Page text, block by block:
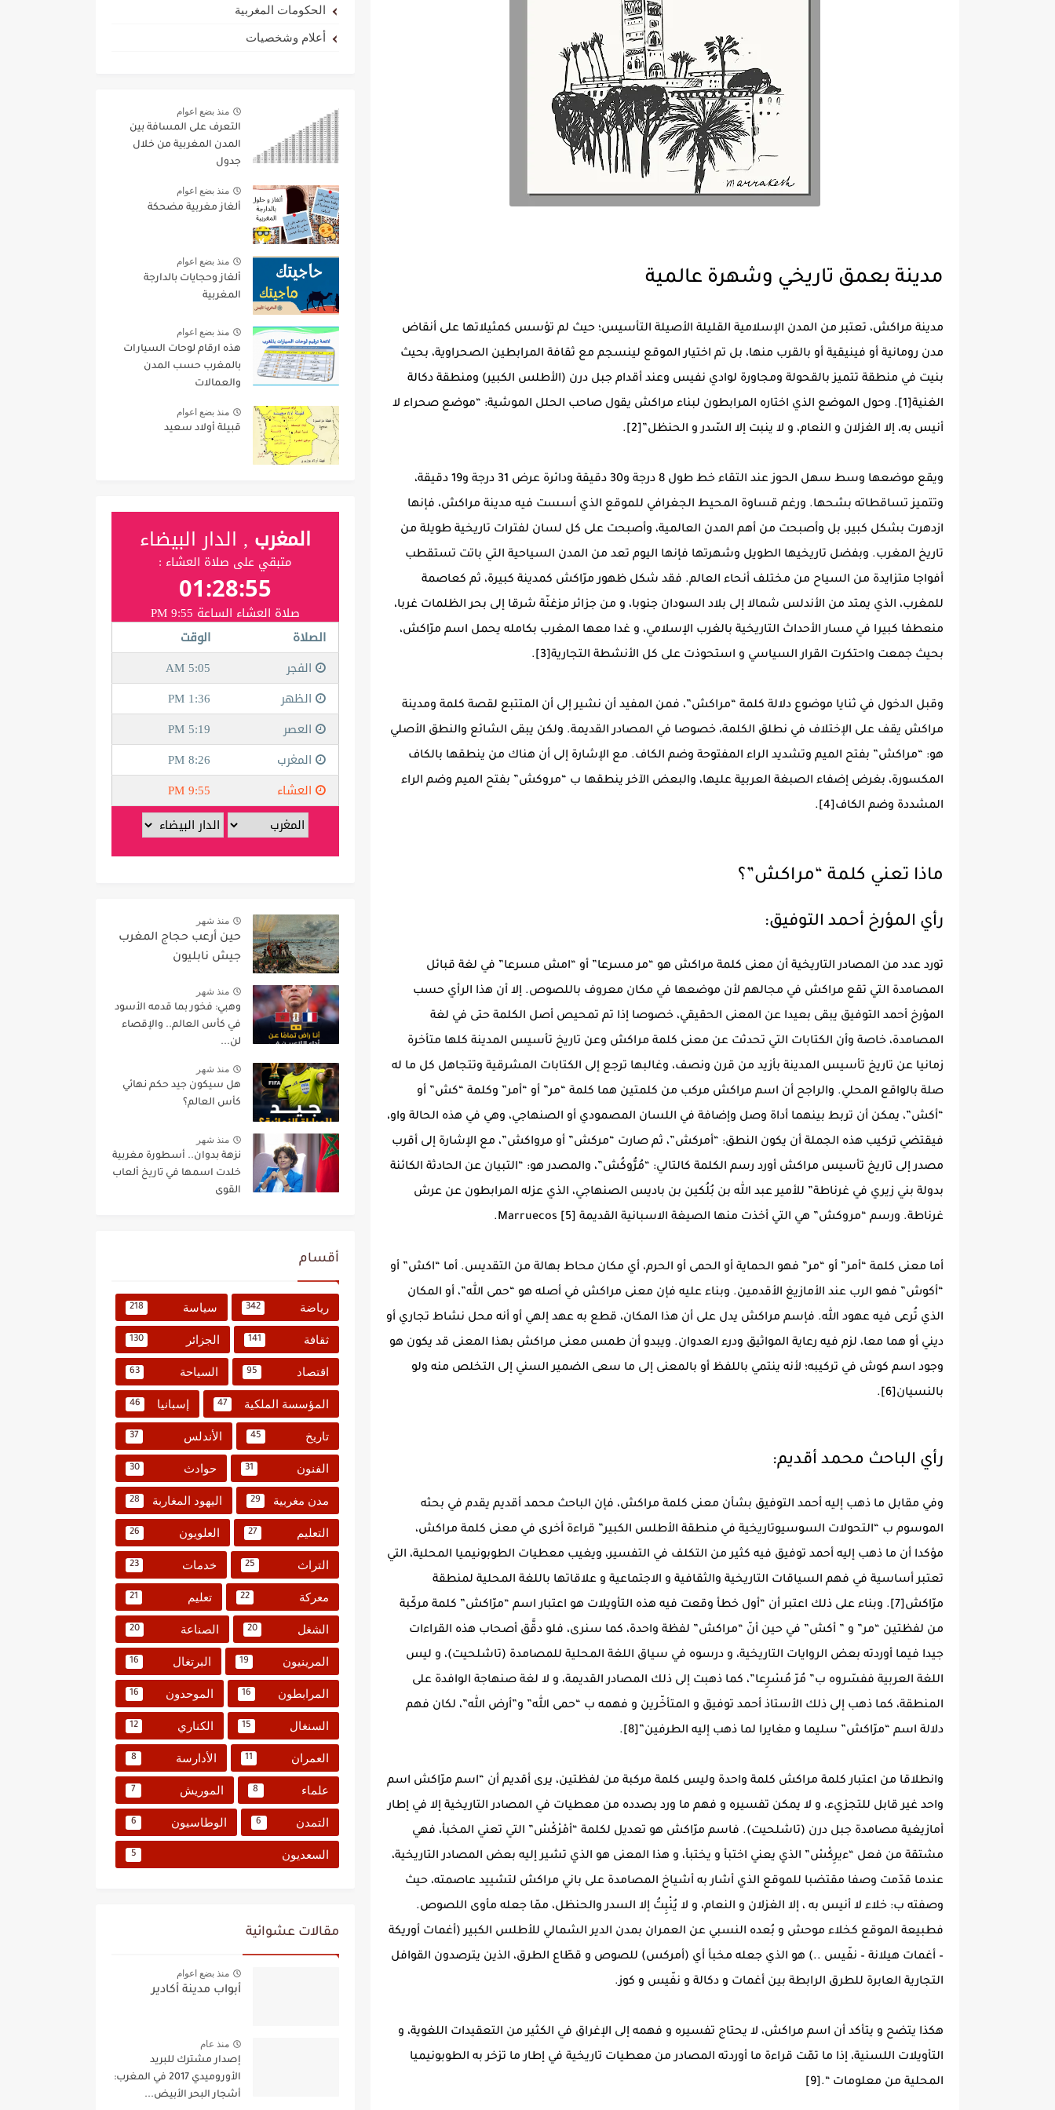
مدينة بعمق تاريخي وشهرة عالمية
مدينة مراكش، تعتبر من المدن الإسلامية القليلة الأصيلة التأسيس؛ حيث لم تؤسس كمثيلاتها على أنقاض
مدن رومانية أو فينيقية أو بالقرب منها، بل تم اختيار الموقع لينسجم مع ثقافة المرابطين الصحراوية، بحيث
بنيت في منطقة تتميز بالقحولة ومجاورة لوادي نفيس وعند أقدام جبل درن (الأطلس الكبير) ومنطقة دكالة
الغنية[1]. وحول الموضع الذي اختاره المرابطون لبناء مراكش يقول صاحب الحلل الموشية: “موضع صحراء لا
أنيس به، إلا الغزلان و النعام، و لا ينبت إلا السّدر و الحنظل”[2].
ويقع موضعها وسط سهل الحوز عند التقاء خط طول 8 درجة و30 دقيقة ودائرة عرض 31 درجة و19 دقيقة،
وتتميز تساقطاته بشحها. ورغم قساوة المحيط الجغرافي للموقع الذي أسست فيه مدينة مراكش، فإنها
ازدهرت بشكل كبير، بل وأصبحت من أهم المدن العالمية، وأصبحت على كل لسان لفترات تاريخية طويلة من
تاريخ المغرب. وبفضل تاريخيها الطويل وشهرتها فإنها اليوم تعد من المدن السياحية التي باتت تستقطب
أفواجا متزايدة من السياح من مختلف أنحاء العالم. فقد شكل ظهور مرّاكش كمدينة كبيرة، ثم كعاصمة
للمغرب، الذي يمتد من الأندلس شمالا إلى بلاد السودان جنوبا، و من جزائر مزغنّة شرقا إلى بحر الظلمات غربا،
منعطفا كبيرا في مسار الأحداث التاريخية بالغرب الإسلامي، و غدا معها المغرب بكامله يحمل اسم مرّاكش،
بحيث جمعت واحتكرت القرار السياسي و استحوذت على كل الأنشطة التجارية[3].
وقبل الدخول في ثنايا موضوع دلالة كلمة “مراكش”، فمن المفيد أن نشير إلى أن المتتبع لقصة كلمة ومدينة
مراكش يقف على الإختلاف في نطلق الكلمة، خصوصا في المصادر القديمة. ولكن يبقى الشائع والنطق الأصلي
هو: “مراكش” بفتح الميم وتشديد الراء المفتوحة وضم الكاف. مع الإشارة إلى أن هناك من ينطقها بالكاف
المكسورة، بغرض إضفاء الصبغة العربية عليها، والبعض الآخر ينطقها ب “مروكش” بفتح الميم وضم الراء
المشددة وضم الكاف[4].
ماذا تعني كلمة “مراكش”؟
رأي المؤرخ أحمد التوفيق:
تورد عدد من المصادر التاريخية أن معنى كلمة مراكش هو “مر مسرعا” أو “امش مسرعا” في لغة قبائل
المصامدة التي تقع مراكش في مجالهم لأن موضعها في مكان معروف باللصوص. إلا أن هذا الرأي حسب
المؤرخ أحمد التوفيق يبقى بعيدا عن المعنى الحقيقي، خصوصا إذا تم تمحيص أصل الكلمة حتى في لغة
المصامدة، خاصة وأن الكتابات التي تحدثت عن معنى كلمة مراكش وعن تاريخ تأسيس المدينة كلها متأخرة
زمانيا عن تاريخ تأسيس المدينة بأزيد من قرن ونصف، وغالبها ترجع إلى الكتابات المشرقية وتتجاهل كل ما له
صلة بالواقع المحلي. والراجح أن اسم مراكش مركب من كلمتين هما كلمة “مر” أو “أمر” وكلمة “كش” أو
“أكش”، يمكن أن تربط بينهما أداة وصل وإضافة في اللسان المصمودي أو الصنهاجي، وهي في هذه الحالة واو،
فيقتضي تركيب هذه الجملة أن يكون النطق: “أمركش”، ثم صارت “مركش” أو مرواكش”، مع الإشارة إلى أقرب
مصدر إلى تاريخ تأسيس مراكش أورد رسم الكلمة كالتالي: “مُرُّوكُش”، والمصدر هو: “التبيان عن الحادثة الكائنة
بدولة بني زيري في غرناطة” للأمير عبد الله بن بُلُكين بن باديس الصنهاجي، الذي عزله المرابطون عن عرش
غرناطة. ورسم “مروكش” هي التي أخذت منها الصيغة الاسبانية القديمة Marruecos [5].
أما معنى كلمة “أمر” أو “مر” فهو الحماية أو الحمى أو الحرم، أي مكان محاط بهالة من التقديس. أما “اكش” أو
“أكوش” فهو الرب عند الأمازيغ الأقدمين. وبناء عليه فإن معنى مراكش في أصله هو “حمى الله”، أو المكان
الذي تُرعى فيه عهود الله. فإسم مراكش يدل على أن هذا المكان، قطع به عهد إلهي أو أنه محل نشاط تجاري أو
ديني أو هما معا، لزم فيه رعاية المواثيق ودرء العدوان. ويبدو أن طمس معنى مراكش بهذا المعنى قد يكون هو
وجود اسم كوش في تركيبه؛ لأنه ينتمي باللفظ أو بالمعنى إلى ما سعى الضمير السني إلى التخلص منه ولو
بالنسيان[6].
رأي الباحث محمد أقديم:
وفي مقابل ما ذهب إليه أحمد التوفيق بشأن معنى كلمة مراكش، فإن الباحث محمد أقديم يقدم في بحثه
الموسوم ب “التحولات السوسيوتاريخية في منطقة الأطلس الكبير” قراءة أخرى في معنى كلمة مراكش،
مؤكدا أن ما ذهب إليه أحمد توفيق فيه كثير من التكلف في التفسير، ويغيب معطيات الطوبونيميا المحلية، التي
تعتبر أساسية في فهم السياقات التاريخية والثقافية و الاجتماعية و علاقاتها باللغة المحلية لمنطقة
مرّاكش[7]. وبناء على ذلك اعتبر أن “أول خطأ وقعت فيه هذه التأويلات هو اعتبار اسم “مرّاكش” كلمة مركّبة
من لفظتين “مر” و ” أكش” في حين أنّ “مراكش” لفظة واحدة، كما سنرى، فلو دقَّق أصحاب هذه القراءات
جيدا فيما أوردته بعض الروايات التاريخية، و درسوه في سياق اللغة المحلية للمصامدة (تاشلحيت)، و ليس
اللغة العربية ففسّروه ب” مُرّ مُسْرِعا”، كما ذهبت إلى ذلك المصادر القديمة، و لا لغة صنهاجة الوافدة على
المنطقة، كما ذهب إلى ذلك الأستاذ أحمد توفيق و المتأخّرين و فهمه ب “حمى الله” و”أرض الله”، لكان فهم
دلالة اسم “مرّاكش” سليما و مغايرا لما ذهب إليه الطرفين”[8].
وانطلاقا من اعتبار كلمة مراكش كلمة واحدة وليس كلمة مركبة من لفظتين، يرى أقديم أن “اسم مرّاكش اسم
واحد غير قابل للتجزيء، و لا يمكن تفسيره و فهم ما ورد بصدده من معطيات في المصادر التاريخية إلا في إطار
أمازيغية مصامدة جبل درن (تاشلحيت). فاسم مرّاكش هو تعديل لكلمة “أمْرْكْسْ” التي تعني المخبأ، فهي
مشتقة من فعل “ءيرِكْسْ” الذي يعني اختبأ و يختبأ، و هذا المعنى هو الذي تشير إليه بعض المصادر التاريخية،
عندما قدّمت وصفا مقتضبا للموقع الذي أشار به أشياخ المصامدة على باني مراكش لتشييد عاصمته، حيث
وصفته ب: خلاء لا أنيس به ، إلا الغزلان و النعام، و لا يُنْبِتُ إلا السدر والحنظل، ممّا جعله مأوى اللصوص.
فطبيعة الموقع كخلاء موحش و بُعده النسبي عن العمران بمدن الدير الشمالي للأطلس الكبير (أغمات أوريكة
– أغمات هيلانة – نفّيس ..) هو الذي جعله مخبأ أي (أمركس) للصوص و قطّاع الطرق، الذين يترصدون القوافل
التجارية العابرة للطرق الرابطة بين أغمات و دكالة و نفّيس و كوز.
هكذا يتضح و يتأكد أن اسم مراكش، لا يحتاج تفسيره و فهمه إلى الإغراق في الكثير من التعقيدات اللغوية، و
التأويلات اللسنية، إذا ما تمّت قراءة ما أوردته المصادر من معطيات تاريخية في إطار ما تزخر به الطوبونيميا
المحلية من معلومات “.[9]
الحكومات المغربية
أعلام وشخصيات
منذ بضع اعوام
التعرف على المسافة بين
المدن المغربية من خلال
جدول
منذ بضع اعوام
ألغاز مغربية مضحكة
منذ بضع اعوام
ألغاز وحجايات بالدارجة
المغربية
منذ بضع اعوام
هذه ارقام لوحات السيارات
بالمغرب حسب المدن
والعمالات
منذ بضع اعوام
قبيلة أولاد سعيد
منذ شهر
حين أرعب حجاج المغرب
جيش نابليون
منذ شهر
وهبي: فخور بما قدمه الأسود
في كأس العالم.. والإقصاء
لن...
منذ شهر
هل سيكون جيد حكم نهائي
كأس العالم؟
منذ شهر
نزهة بدوان.. أسطورة مغربية
خلدت اسمها في تاريخ ألعاب
القوى
أقسام
رياضة 342 سياسة 218
ثقافة 141 الجزائر 130
اقتصاد 95 السياحة 63
المؤسسة الملكية 47 إسبانيا 46
تاريخ 45 الأندلس 37
الفنون 31 حوادث 30
مدن مغربية 29 اليهود المغاربة 28
التعليم 27 العلويون 26
التراث 25 خدمات 23
معركة 22 تعليم 21
الشغل 20 الصناعة 20
المرينيون 19 البرتغال 16
المرابطون 16 الموحدون 16
السنغال 15 الكناري 12
العمران 11 الأدارسة 8
علماء 8 الموريش 7
التمدن 6 الوطاسيون 6
السعديون 5
مقالات عشوائية
منذ بضع اعوام
أبواب مدينة أكادير
منذ عام
إصدار مشترك للبريد
الأوروميدي 2017 في المغرب:
أشجار البحر الأبيض...